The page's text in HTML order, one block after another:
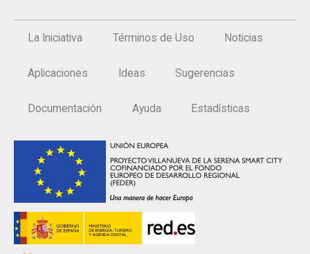
La Iniciativa Términos de Uso Noticias
Aplicaciones Ideas Sugerencias
Documentación Ayuda Estadísticas